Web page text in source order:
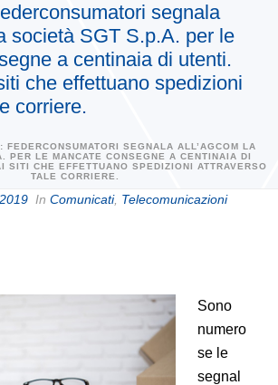
segnala
società SGT S.p.A. per le
a centinaia di utenti.
che effettuano spedizioni
corriere.
FEDERCONSUMATORI SEGNALA ALL’AGCOM LA
PER LE MANCATE CONSEGNE A CENTINAIA DI
SITI CHE EFFETTUANO SPEDIZIONI ATTRAVERSO
TALE CORRIERE.
In Comunicati, Telecomunicazioni
Sono
numero
se le
segnal